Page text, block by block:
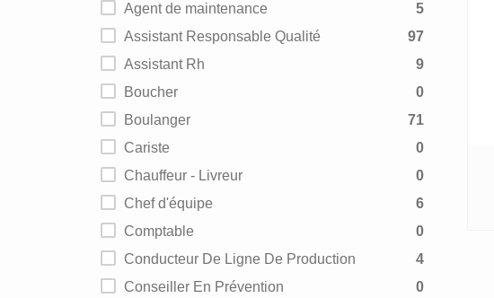
Agent de maintenance
5
Assistant Responsable Qualité
97
Assistant Rh
9
Boucher
0
Boulanger
71
Cariste
0
Chauffeur - Livreur
0
Chef d'équipe
6
Comptable
0
Conducteur De Ligne De Production
4
Conseiller En Prévention
0